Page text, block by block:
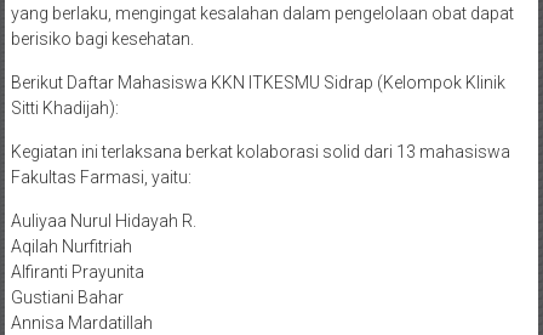
yang berlaku, mengingat kesalahan dalam pengelolaan obat dapat
berisiko bagi kesehatan.
Berikut Daftar Mahasiswa KKN ITKESMU Sidrap (Kelompok Klinik
Sitti Khadijah):
​Kegiatan ini terlaksana berkat kolaborasi solid dari 13 mahasiswa
Fakultas Farmasi, yaitu:
​Auliyaa Nurul Hidayah R.
​Aqilah Nurfitriah
​Alfiranti Prayunita
​Gustiani Bahar
​Annisa Mardatillah